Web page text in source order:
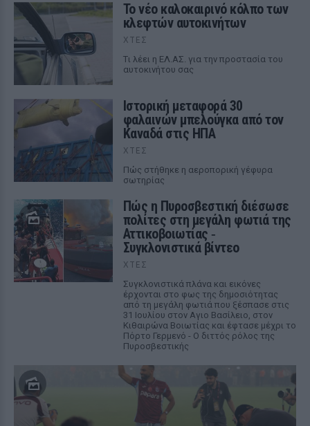
Το νέο καλοκαιρινό κόλπο των
κλεφτών αυτοκινήτων
ΧΤΕΣ
Tι λέει η ΕΛ.ΑΣ. για την προστασία του
αυτοκινήτου σας
Ιστορική μεταφορά 30
φαλαινών μπελούγκα από τον
Καναδά στις ΗΠΑ
ΧΤΕΣ
Πώς στήθηκε η αεροπορική γέφυρα
σωτηρίας
Πώς η Πυροσβεστική διέσωσε
πολίτες στη μεγάλη φωτιά της
Αττικοβοιωτίας ‑
Συγκλονιστικά βίντεο
ΧΤΕΣ
Συγκλονιστικά πλάνα και εικόνες
έρχονται στο φως της δημοσιότητας
από τη μεγάλη φωτιά που ξέσπασε στις
31 Ιουλίου στον Αγιο Βασίλειο, στον
Κιθαιρώνα Βοιωτίας και έφτασε μέχρι το
Πόρτο Γερμενό - Ο διττός ρόλος της
Πυροσβεστικής